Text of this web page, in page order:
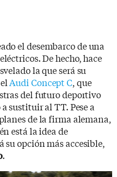
el desembarco de una
De hecho, hace
la que será su
Audi Concept C, que
del futuro deportivo
sustituir al TT. Pese a
de la firma alemana,
está la idea de
su opción más accesible,
.